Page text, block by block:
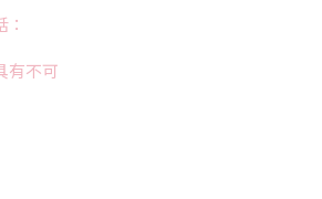
有不可
一
方的